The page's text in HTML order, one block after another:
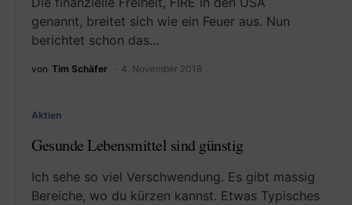
genannt, breitet sich wie ein Feuer aus. Nun
berichtet schon das…
von Tim Schäfer 4. November 2018
Aktien
Gesunde Lebensmittel sind günstig
Ich sehe so viel Verschwendung. Es gibt massig
Bereiche, wo du kürzen kannst. Etwas Typisches